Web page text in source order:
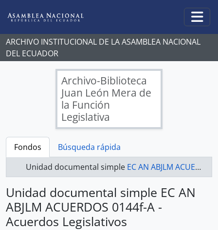
ARCHIVO INSTITUCIONAL DE LA ASAMBLEA NACIONAL
DEL ECUADOR
Archivo-Biblioteca
Juan León Mera de
la Función
Legislativa
Fondos
Búsqueda rápida
Unidad documental simple EC AN ABJLM ACUERDOS 0144f-A - Acuerdos Legislativos
Unidad documental simple EC AN
ABJLM ACUERDOS 0144f-A -
Acuerdos Legislativos